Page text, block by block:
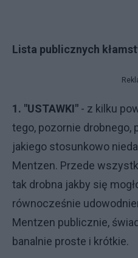
Lista publicznych
1. "USTAWKI" - z kilku
tego, pozornie drobnego,
jakiego stosunkowo
Mentzen. Przede
tak drobna jakby się
równocześnie
Mentzen publicznie,
banalnie proste i krótkie.